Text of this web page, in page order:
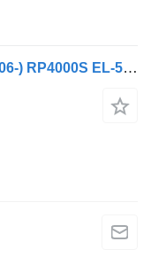
Camera de bord Verint Seria K (01.06-) RP4000S EL-506 pentru autobuz Scania K, N, F-Series (2006-)